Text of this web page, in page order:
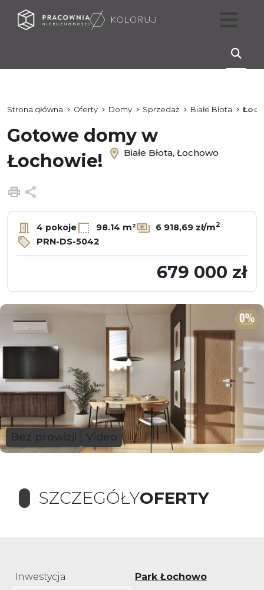
Strona główna Oferty Domy Sprzedaż Białe Błota
Gotowe domy w
Łochowie!
Białe Błota, Łochowo
Drukuj
4 pokoje 98.14 m² 6 918,69 zł/m2
PRN-DS-5042
679 000 zł
Bez prowizji Video
SZCZEGÓŁYOFERTY
Inwestycja
Park Łochowo